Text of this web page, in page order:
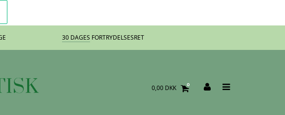
30 DAGES FORTRYDELSESRET
0,00 DKK 0